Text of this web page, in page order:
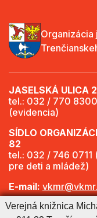
JASELSKÁ ULICA
tel.: 032 / 770
(evidencia)
SÍDLO
82
tel.: 032 / 746
pre deti a mládež)
E-mail:
Web: http://
Verejná knižnica